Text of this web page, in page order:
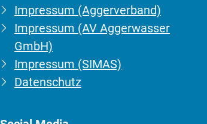
Impressum (Aggerverband)
Impressum (AV Aggerwasser
GmbH)
Impressum (SIMAS)
Datenschutz